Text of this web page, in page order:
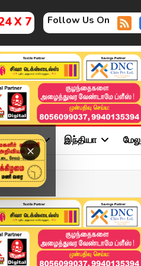
X 7 Follow Us On
×
இந்தியா